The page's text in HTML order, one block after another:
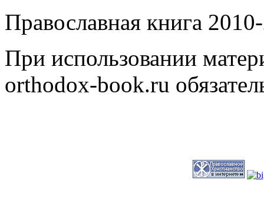
Православная книга
При использовании
orthodox-book.ru